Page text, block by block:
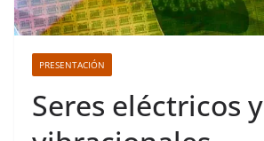
PRESENTACIÓN
Seres eléctricos y